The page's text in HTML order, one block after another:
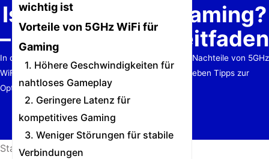
Ist 5GHz gut für Gaming?
– Der ultimative Leitfaden
In diesem Leitfaden untersuchen wir die Vor- und Nachteile von 5GHz
WiFi für Gaming, vergleichen es mit 2.4GHz und geben Tipps zur
Optimierung Ihres Setups für die beste Leistung.
Startseite / Nachrichten
wichtig ist
Vorteile von 5GHz WiFi für
Gaming
1. Höhere Geschwindigkeiten für
nahtloses Gameplay
2. Geringere Latenz für
kompetitives Gaming
3. Weniger Störungen für stabile
Verbindungen